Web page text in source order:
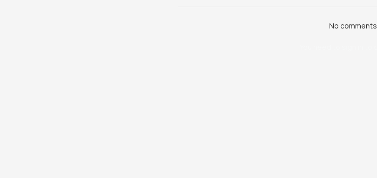
No comments